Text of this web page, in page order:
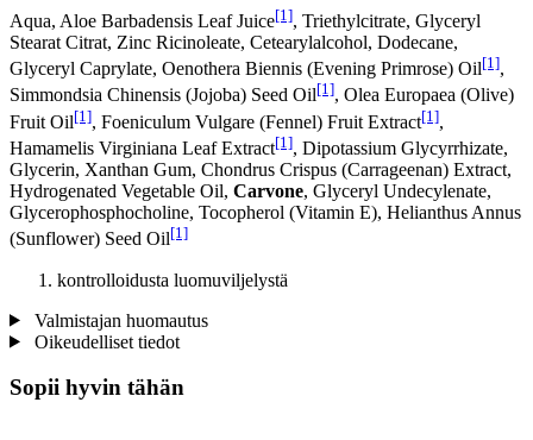
Aqua, Aloe Barbadensis Leaf Juice[1], Triethylcitrate, Glyceryl
Stearat Citrat, Zinc Ricinoleate, Cetearylalcohol, Dodecane,
Glyceryl Caprylate, Oenothera Biennis (Evening Primrose) Oil[1],
Simmondsia Chinensis (Jojoba) Seed Oil[1], Olea Europaea (Olive)
Fruit Oil[1], Foeniculum Vulgare (Fennel) Fruit Extract[1],
Hamamelis Virginiana Leaf Extract[1], Dipotassium Glycyrrhizate,
Glycerin, Xanthan Gum, Chondrus Crispus (Carrageenan) Extract,
Hydrogenated Vegetable Oil, Carvone, Glyceryl Undecylenate,
Glycerophosphocholine, Tocopherol (Vitamin E), Helianthus Annus
(Sunflower) Seed Oil[1]
kontrolloidusta luomuviljelystä
Valmistajan huomautus
Oikeudelliset tiedot
Sopii hyvin tähän